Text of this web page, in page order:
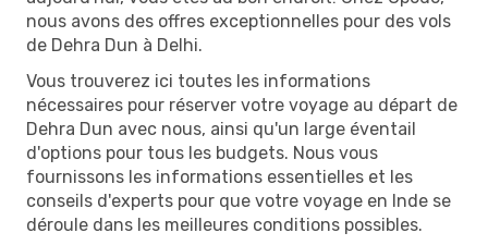
nous avons des offres exceptionnelles pour des vols
de Dehra Dun à Delhi.
Vous trouverez ici toutes les informations
nécessaires pour réserver votre voyage au départ de
Dehra Dun avec nous, ainsi qu'un large éventail
d'options pour tous les budgets. Nous vous
fournissons les informations essentielles et les
conseils d'experts pour que votre voyage en Inde se
déroule dans les meilleures conditions possibles.